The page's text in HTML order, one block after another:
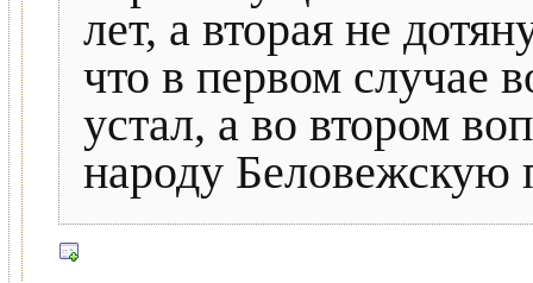
лет, а вторая не
что в первом случае
устал, а во втором
народу Беловежскую